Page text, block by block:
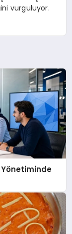
ini vurguluyor.
Yönetiminde